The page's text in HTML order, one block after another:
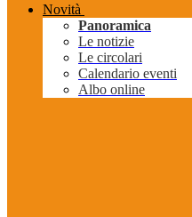
Novità
Panoramica
Le notizie
Le circolari
Calendario eventi
Albo online